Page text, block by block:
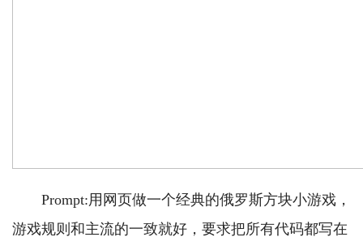
Prompt:用网页做一个经典的俄罗斯方块小游戏，
游戏规则和主流的一致就好，要求把所有代码都写在